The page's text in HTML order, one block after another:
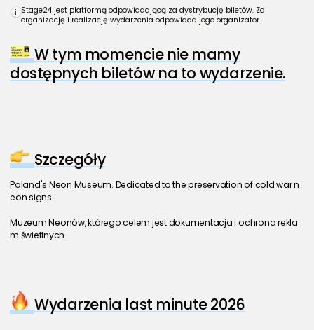
i Stage24 jest platformą odpowiadającą za dystrybucję biletów. Za
organizację i realizację wydarzenia odpowiada jego organizator.
W tym momencie nie mamy
dostępnych biletów na to wydarzenie.
Szczegóły
Poland's Neon Museum. Dedicated to the preservation of cold war n
eon signs.
Muzeum Neonów, którego celem jest dokumentacja i ochrona rekla
m świetlnych.
Wydarzenia last minute 2026